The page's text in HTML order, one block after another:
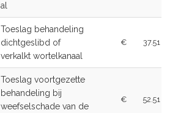
al
Toeslag behandeling
dichtgeslibd of
verkalkt wortelkanaal
€ 37.51
Toeslag voortgezette
behandeling bij
weefselschade van de
€ 52.51